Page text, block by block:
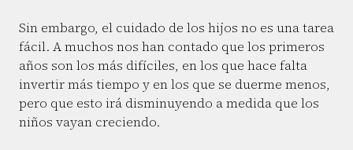
Sin embargo, el cuidado de los hijos no es una tarea
fácil. A muchos nos han contado que los primeros
años son los más difíciles, en los que hace falta
invertir más tiempo y en los que se duerme menos,
pero que esto irá disminuyendo a medida que los
niños vayan creciendo.